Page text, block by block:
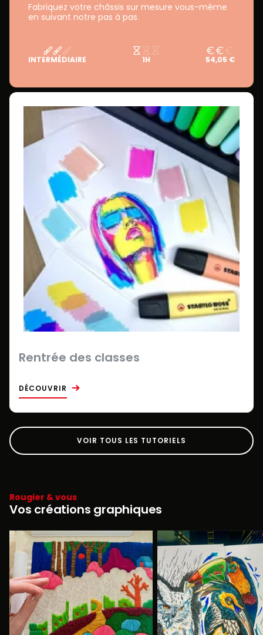
Fabriquez votre châssis sur mesure vous-même
en suivant notre pas à pas.
INTERMÉDIAIRE 1H 54,05 €
Rentrée des classes
DÉCOUVRIR
VOIR TOUS LES TUTORIELS
Rougier & vous
Vos créations graphiques